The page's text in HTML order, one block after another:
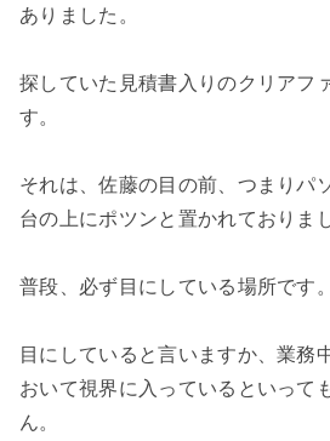
ありました。
探していた見積書入りのクリアフ
す。
それは、佐藤の目の前、つまりパ
台の上にポツンと置かれておりま
普段、必ず目にしている場所です。
目にしていると言いますか、業務
おいて視界に入っているといって
ん。